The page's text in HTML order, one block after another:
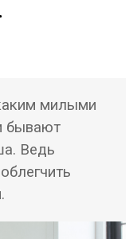
милыми
бывают
Ведь